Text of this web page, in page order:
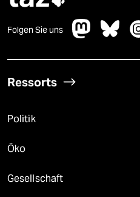
Folgen Sie uns
Ressorts
Politik
Öko
Gesellschaft